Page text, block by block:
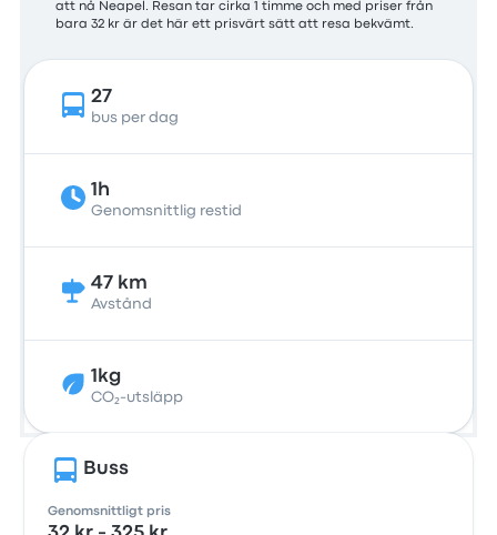
att nå Neapel. Resan tar cirka 1 timme och med priser från
bara 32 kr är det här ett prisvärt sätt att resa bekvämt.
27
bus per dag
1h
Genomsnittlig restid
47 km
Avstånd
1kg
CO₂-utsläpp
Buss
Genomsnittligt pris